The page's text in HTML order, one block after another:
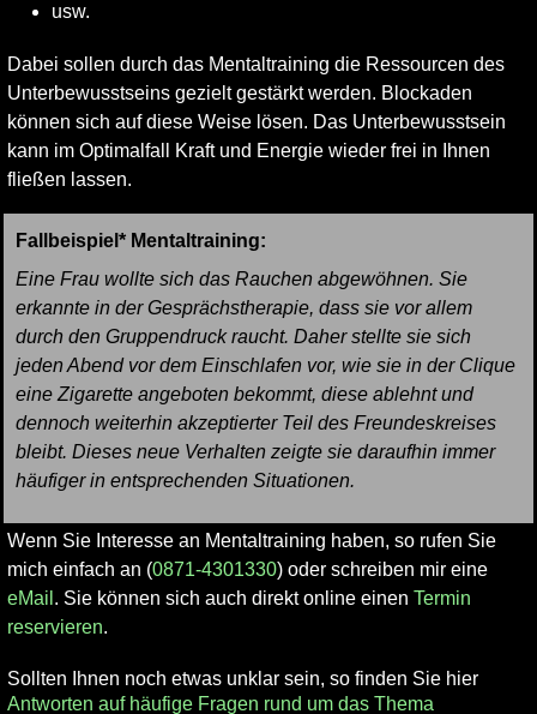
usw.
Dabei sollen durch das Mentaltraining die Ressourcen des
Unterbewusstseins gezielt gestärkt werden. Blockaden
können sich auf diese Weise lösen. Das Unterbewusstsein
kann im Optimalfall Kraft und Energie wieder frei in Ihnen
fließen lassen.
Fallbeispiel* Mentaltraining:
Eine Frau wollte sich das Rauchen abgewöhnen. Sie
erkannte in der Gesprächstherapie, dass sie vor allem
durch den Gruppendruck raucht. Daher stellte sie sich
jeden Abend vor dem Einschlafen vor, wie sie in der Clique
eine Zigarette angeboten bekommt, diese ablehnt und
dennoch weiterhin akzeptierter Teil des Freundeskreises
bleibt. Dieses neue Verhalten zeigte sie daraufhin immer
häufiger in entsprechenden Situationen.
Wenn Sie Interesse an Mentaltraining haben, so rufen Sie
mich einfach an (0871-4301330) oder schreiben mir eine
eMail . Sie können sich auch direkt online einenTermin
reservieren.
Sollten Ihnen noch etwas unklar sein, so finden Sie hier
Antworten auf häufige Fragen rund um das Thema